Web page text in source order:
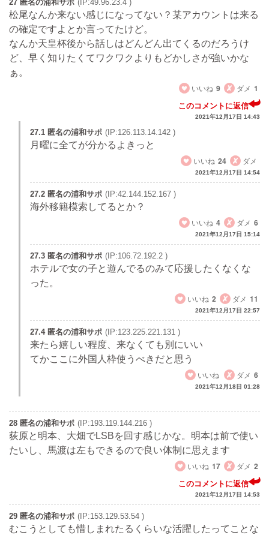
27 匿名の浦和サポ (IP:49.96.23.4 )
松尾なんか来ない感じになってない？某アカウントは来る
の確定ですよとか言ってたけど。
なんか天皇杯後から話しはどんどん出てくるのだろうけ
ど、早く知りたくてワクワクよりもどかしさが強いかな
ぁ。
いいね 9 ダメ 1
このコメントに返信
2021年12月17日 14:43
27.1 匿名の浦和サポ (IP:126.113.14.142 )
月曜に全てが分かるよきっと
いいね 24 ダメ
2021年12月17日 14:54
27.2 匿名の浦和サポ (IP:42.144.152.167 )
海外移籍模索してるとか？
いいね 4 ダメ 6
2021年12月17日 15:14
27.3 匿名の浦和サポ (IP:106.72.192.2 )
ホテルで女の子と遊んでるのみて応援したくなくな
った。
いいね 2 ダメ 11
2021年12月17日 22:57
27.4 匿名の浦和サポ (IP:123.225.221.131 )
来たら嬉しい程度、来なくても別にいい
てかここに外国人枠使うべきだと思う
いいね
ダメ 6
2021年12月18日 01:28
28 匿名の浦和サポ (IP:193.119.144.216 )
荻原と明本、大畑でLSBを回す感じかな。明本は前で使い
たいし、馬渡は左もできるので良い体制に思えます
いいね 17 ダメ 2
このコメントに返信
2021年12月17日 14:53
29 匿名の浦和サポ (IP:153.129.53.54 )
むこうとしても惜しまれたるくらいな活躍したってことな